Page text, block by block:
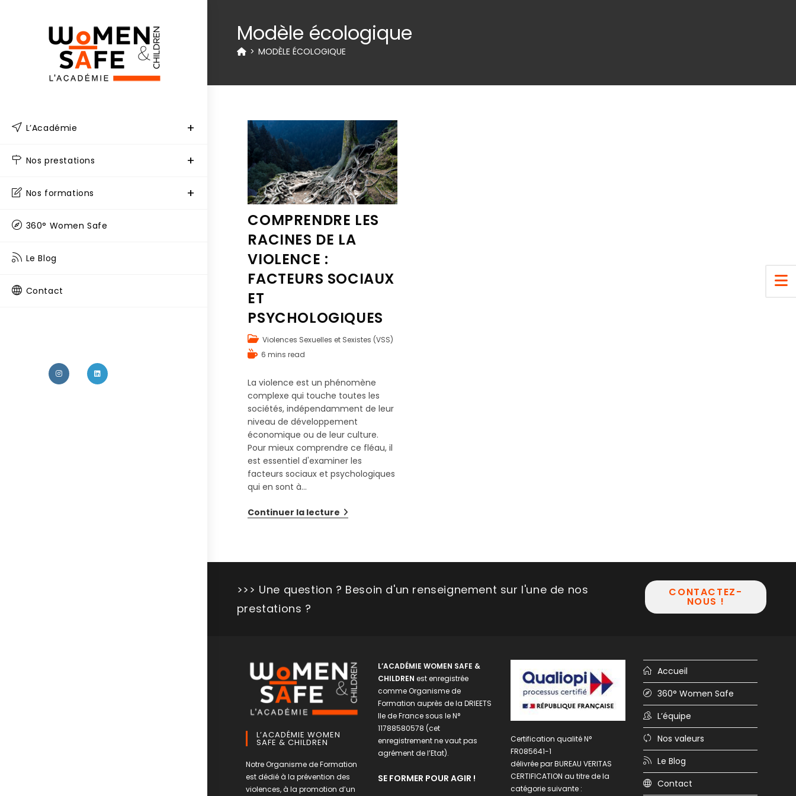
L’Académie
Nos prestations
Nos formations
360° Women Safe
Le Blog
Contact
Modèle écologique
> MODÈLE ÉCOLOGIQUE
COMPRENDRE LES
RACINES DE LA
VIOLENCE :
FACTEURS SOCIAUX
ET
PSYCHOLOGIQUES
Violences Sexuelles et Sexistes (VSS)
6 mins read
La violence est un phénomène
complexe qui touche toutes les
sociétés, indépendamment de leur
niveau de développement
économique ou de leur culture.
Pour mieux comprendre ce fléau, il
est essentiel d'examiner les
facteurs sociaux et psychologiques
qui en sont à…
Continuer la lecture
>>> Une question ? Besoin d'un renseignement sur l'une de nos
prestations ?
CONTACTEZ-
NOUS !
L’ACADÉMIE WOMEN
SAFE & CHILDREN
Notre Organisme de Formation
est dédié à la prévention des
violences, à la promotion d’un
L’ACADÉMIE WOMEN SAFE &
CHILDREN est enregistrée
comme Organisme de
Formation auprès de la DRIEETS
Ile de France sous le N°
11788580578 (cet
enregistrement ne vaut pas
agrément de l’Etat).
SE FORMER POUR AGIR !
Certification qualité N°
FR085641-1
délivrée par BUREAU VERITAS
CERTIFICATION au titre de la
catégorie suivante :
Accueil
360° Women Safe
L’équipe
Nos valeurs
Le Blog
Contact